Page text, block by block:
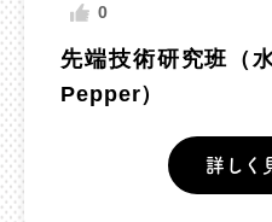
0
先端技術研究班（
Pepper）
詳しく